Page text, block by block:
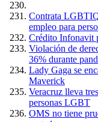
Contrata
empleo para
Crédito Infonavit
Violación de
36% durante
Lady Gaga se
Maverick
Veracruz lleva
personas LGBT
OMS no tiene